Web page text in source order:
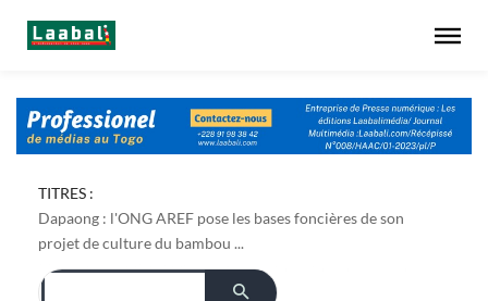
TITRES :
Dapaong : l'ONG AREF pose les bases foncières de son
projet de culture du bambou ...